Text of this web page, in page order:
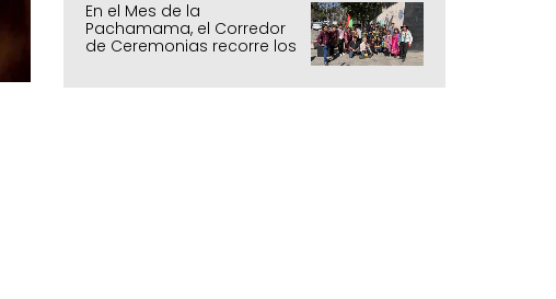
En el Mes de la
Pachamama, el Corredor
de Ceremonias recorre los